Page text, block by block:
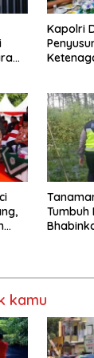
Kapolri
Tumbuh
kamu